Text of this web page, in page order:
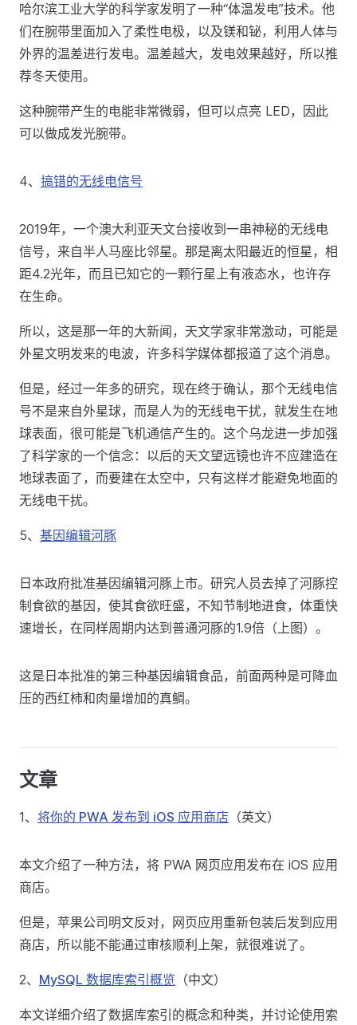
哈尔滨工业大学的科学家发明了一种“体温发电”技术。他
们在腕带里面加入了柔性电极，以及镁和铋，利用人体与
外界的温差进行发电。温差越大，发电效果越好，所以推
荐冬天使用。
这种腕带产生的电能非常微弱，但可以点亮 LED，因此
可以做成发光腕带。
4、 搞错的无线电信号
2019年，一个澳大利亚天文台接收到一串神秘的无线电
信号，来自半人马座比邻星。那是离太阳最近的恒星，相
距4.2光年，而且已知它的一颗行星上有液态水，也许存
在生命。
所以，这是那一年的大新闻，天文学家非常激动，可能是
外星文明发来的电波，许多科学媒体都报道了这个消息。
但是，经过一年多的研究，现在终于确认，那个无线电信
号不是来自外星球，而是人为的无线电干扰，就发生在地
球表面，很可能是飞机通信产生的。这个乌龙进一步加强
了科学家的一个信念：以后的天文望远镜也许不应建造在
地球表面了，而要建在太空中，只有这样才能避免地面的
无线电干扰。
5、 基因编辑河豚
日本政府批准基因编辑河豚上市。研究人员去掉了河豚控
制食欲的基因，使其食欲旺盛，不知节制地进食，体重快
速增长，在同样周期内达到普通河豚的1.9倍（上图）。
这是日本批准的第三种基因编辑食品，前面两种是可降血
压的西红柿和肉量增加的真鲷。
文章
1、 将你的 PWA 发布到 iOS 应用商店 （英文）
本文介绍了一种方法，将 PWA 网页应用发布在 iOS 应用
商店。
但是，苹果公司明文反对，网页应用重新包装后发到应用
商店，所以能不能通过审核顺利上架，就很难说了。
2、 MySQL 数据库索引概览 （中文）
本文详细介绍了数据库索引的概念和种类，并讨论使用索